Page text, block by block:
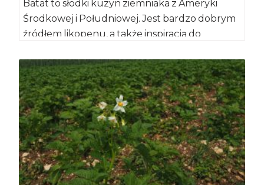
Batat to słodki kuzyn ziemniaka z Ameryki
Środkowej i Południowej. Jest bardzo dobrym
źródłem likopenu, a także inspiracją do